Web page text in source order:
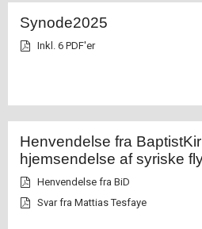
Synode2025
Inkl. 6 PDF'er
Henvendelse fra
hjemsendelse af syriske
Henvendelse fra BiD
Svar fra Mattias Tesfaye